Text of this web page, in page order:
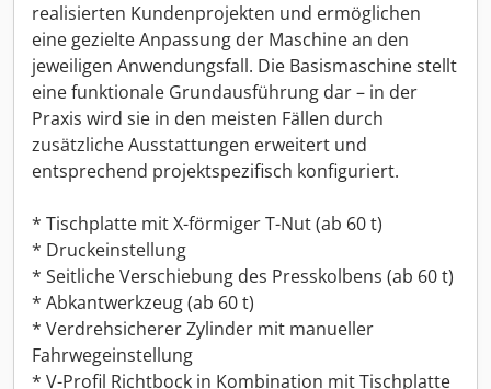
realisierten Kundenprojekten und ermöglichen
eine gezielte Anpassung der Maschine an den
jeweiligen Anwendungsfall. Die Basismaschine stellt
eine funktionale Grundausführung dar – in der
Praxis wird sie in den meisten Fällen durch
zusätzliche Ausstattungen erweitert und
entsprechend projektspezifisch konfiguriert.
* Tischplatte mit X-förmiger T-Nut (ab 60 t)
* Druckeinstellung
* Seitliche Verschiebung des Presskolbens (ab 60 t)
* Abkantwerkzeug (ab 60 t)
* Verdrehsicherer Zylinder mit manueller
Fahrwegeinstellung
* V-Profil Richtbock in Kombination mit Tischplatte